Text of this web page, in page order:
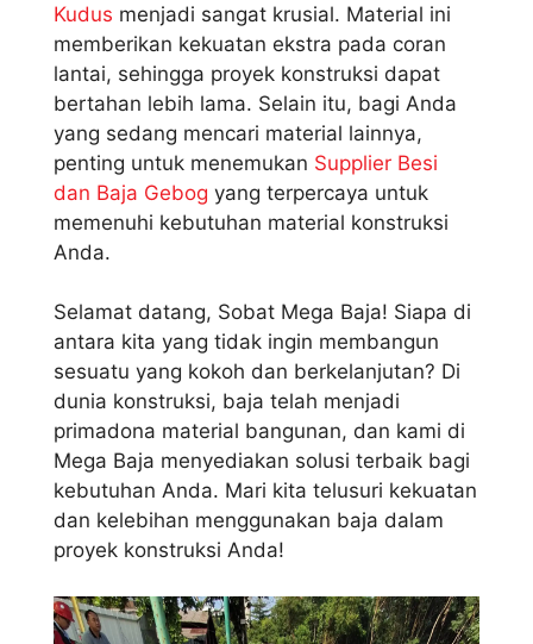
Kudus menjadi sangat krusial. Material ini
memberikan kekuatan ekstra pada coran
lantai, sehingga proyek konstruksi dapat
bertahan lebih lama. Selain itu, bagi Anda
yang sedang mencari material lainnya,
penting untuk menemukan Supplier Besi
dan Baja Gebog yang terpercaya untuk
memenuhi kebutuhan material konstruksi
Anda.
Selamat datang, Sobat Mega Baja! Siapa di
antara kita yang tidak ingin membangun
sesuatu yang kokoh dan berkelanjutan? Di
dunia konstruksi, baja telah menjadi
primadona material bangunan, dan kami di
Mega Baja menyediakan solusi terbaik bagi
kebutuhan Anda. Mari kita telusuri kekuatan
dan kelebihan menggunakan baja dalam
proyek konstruksi Anda!